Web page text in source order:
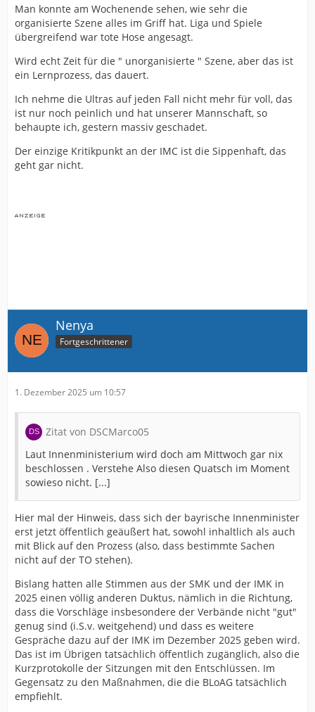
Man konnte am Wochenende sehen, wie sehr die
organisierte Szene alles im Griff hat. Liga und Spiele
übergreifend war tote Hose angesagt.
Wird echt Zeit für die " unorganisierte " Szene, aber das ist
ein Lernprozess, das dauert.
Ich nehme die Ultras auf jeden Fall nicht mehr für voll, das
ist nur noch peinlich und hat unserer Mannschaft, so
behaupte ich, gestern massiv geschadet.
Der einzige Kritikpunkt an der IMC ist die Sippenhaft, das
geht gar nicht.
Nenya
Fortgeschrittener
1. Dezember 2025 um 10:57
Zitat von DSCMarco05
Laut Innenministerium wird doch am Mittwoch gar nix
beschlossen . Verstehe Also diesen Quatsch im Moment
sowieso nicht. [...]
Hier mal der Hinweis, dass sich der bayrische Innenminister
erst jetzt öffentlich geäußert hat, sowohl inhaltlich als auch
mit Blick auf den Prozess (also, dass bestimmte Sachen
nicht auf der TO stehen).
Bislang hatten alle Stimmen aus der SMK und der IMK in
2025 einen völlig anderen Duktus, nämlich in die Richtung,
dass die Vorschläge insbesondere der Verbände nicht "gut"
genug sind (i.S.v. weitgehend) und dass es weitere
Gespräche dazu auf der IMK im Dezember 2025 geben wird.
Das ist im Übrigen tatsächlich öffentlich zugänglich, also die
Kurzprotokolle der Sitzungen mit den Entschlüssen. Im
Gegensatz zu den Maßnahmen, die die BLoAG tatsächlich
empfiehlt.